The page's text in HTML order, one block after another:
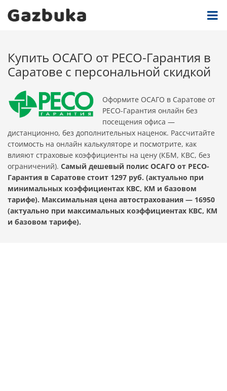
Купить ОСАГО от РЕСО-Гарантия в
Саратове с персональной скидкой
Оформите ОСАГО в Саратове от
РЕСО-Гарантия онлайн без
посещения офиса —
дистанционно, без дополнительных наценок. Рассчитайте
стоимость на онлайн калькуляторе и посмотрите, как
влияют страховые коэффициенты на цену (КБМ, КВС, без
ограничений). Самый дешевый полис ОСАГО от РЕСО-
Гарантия в Саратове стоит 1297 руб. (актуально при
минимальных коэффициентах КВС, КМ и базовом
тарифе). Максимальная цена автострахования — 16950
(актуально при максимальных коэффициентах КВС, КМ
и базовом тарифе).